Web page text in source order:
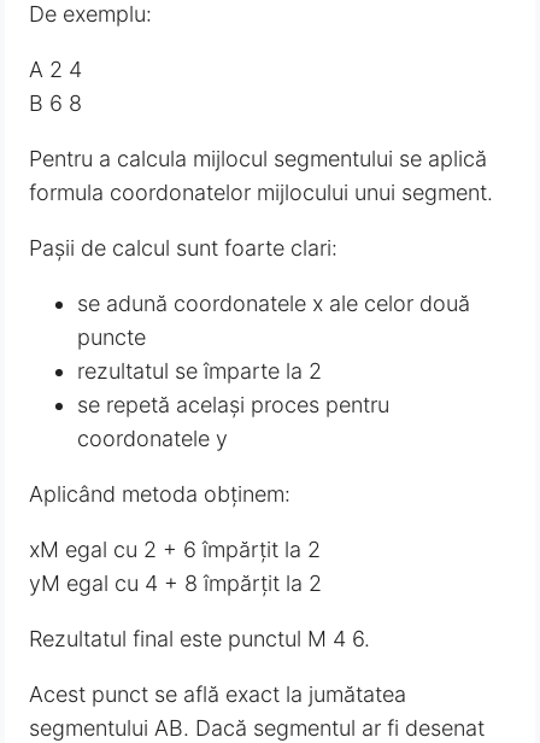
De exemplu:
A 2 4
B 6 8
Pentru a calcula mijlocul segmentului se aplică
formula coordonatelor mijlocului unui segment.
Pașii de calcul sunt foarte clari:
se adună coordonatele x ale celor două
puncte
rezultatul se împarte la 2
se repetă același proces pentru
coordonatele y
Aplicând metoda obținem:
xM egal cu 2 + 6 împărțit la 2
yM egal cu 4 + 8 împărțit la 2
Rezultatul final este punctul M 4 6.
Acest punct se află exact la jumătatea
segmentului AB. Dacă segmentul ar fi desenat